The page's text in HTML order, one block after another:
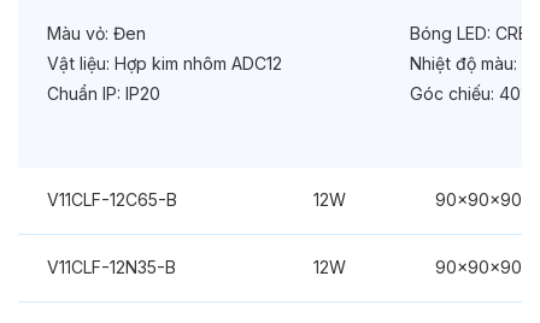
Màu vỏ: Đen
Vật liệu: Hợp kim nhôm ADC12
Chuẩn IP: IP20
Bóng LED:
Nhiệt độ màu:
Góc chiếu: 40°
V11CLF-12C65-B 12W
V11CLF-12N35-B 12W